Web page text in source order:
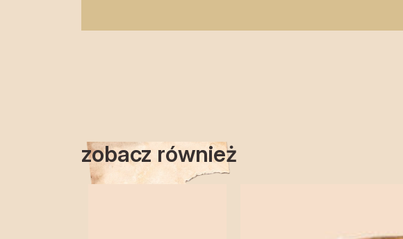
zobacz również